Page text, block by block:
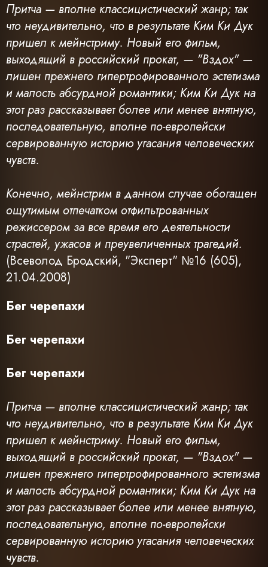
Притча — вполне классицистический жанр; так
что неудивительно, что в результате Ким Ки Дук
пришел к мейнстриму. Новый его фильм,
выходящий в российский прокат, — "Вздох" —
лишен прежнего гипертрофированного эстетизма
и малость абсурдной романтики; Ким Ки Дук на
этот раз рассказывает более или менее внятную,
последовательную, вполне по-европейски
сервированную историю угасания человеческих
чувств.
Конечно, мейнстрим в данном случае обогащен
ощутимым отпечатком отфильтрованных
режиссером за все время его деятельности
страстей, ужасов и преувеличенных трагедий.
(Всеволод Бродский, "Эксперт" №16 (605),
21.04.2008)
Бег черепахи
Бег черепахи
Бег черепахи
Притча — вполне классицистический жанр; так
что неудивительно, что в результате Ким Ки Дук
пришел к мейнстриму. Новый его фильм,
выходящий в российский прокат, — "Вздох" —
лишен прежнего гипертрофированного эстетизма
и малость абсурдной романтики; Ким Ки Дук на
этот раз рассказывает более или менее внятную,
последовательную, вполне по-европейски
сервированную историю угасания человеческих
чувств.